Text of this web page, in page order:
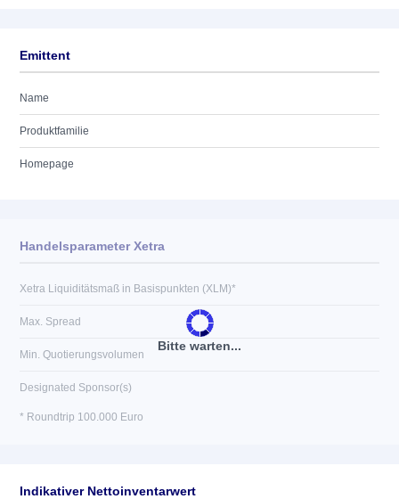
Emittent
Name
Produktfamilie
Homepage
Bitte warten...
Handelsparameter Xetra
Xetra Liquiditätsmaß in Basispunkten (XLM)*
Max. Spread
Min. Quotierungsvolumen
Designated Sponsor(s)
* Roundtrip 100.000 Euro
Indikativer Nettoinventarwert